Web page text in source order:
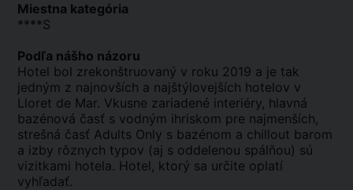
Miestna kategória
****S
Podľa nášho názoru
Hotel bol zrekonštruovaný v roku 2019 a je tak
jedným z najnovších a najštýlovejších hotelov v
Lloret de Mar. Vkusne zariadené interiéry, hlavná
bazénová časť s vodným ihriskom pre najmenších,
strešná časť Adults Only s bazénom a chillout barom
a izby rôznych typov (aj s oddelenou spálňou) sú
vizitkami hotela. Hotel, ktorý sa určite oplatí
vyhľadať.